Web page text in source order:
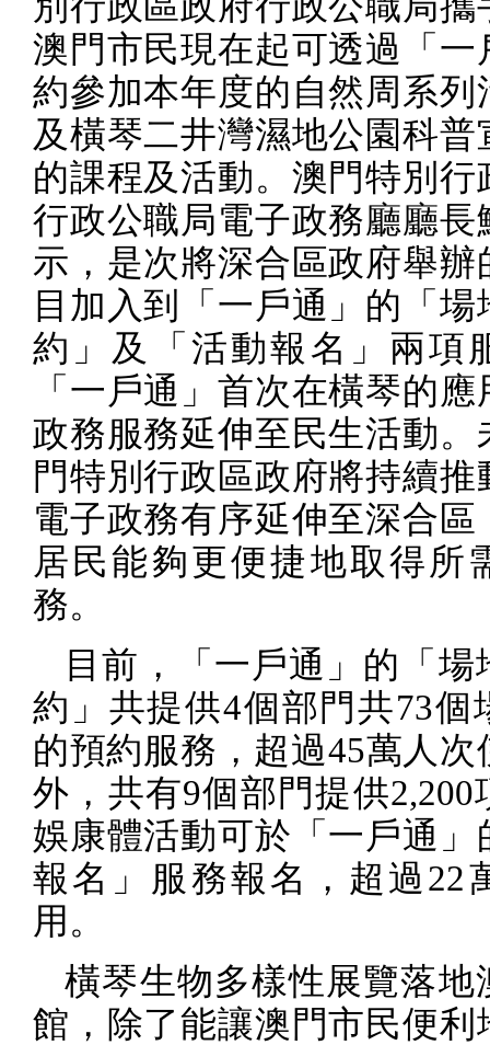
澳門市民現在起可透過「一
約參加本年度的自然周系列
及橫琴二井灣濕地公園科普
的課程及活動。澳門特別行
行政公職局電子政務廳廳長
示，是次將深合區政府舉辦
目加入到「一戶通」的「場
約」及「活動報名」兩項
「一戶通」首次在橫琴的
政務服務延伸至民生活動。
門特別行政區政府將持續推
電子政務有序延伸至深合區
居民能夠更便捷地取得所
務。
目前，「一戶通」的「場
約」共提供4個部門共73個
的預約服務，超過45萬人次
外，共有9個部門提供2,200
娛康體活動可於「一戶通」
報名」服務報名，超過 22
用。
橫琴生物多樣性展覽落地
館，除了能讓澳門市民便利